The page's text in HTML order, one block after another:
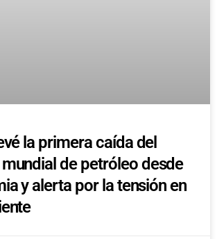
la primera caída del
de petróleo desde
y alerta por la tensión en